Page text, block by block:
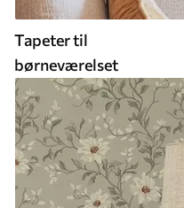
Tapeter til
børneværelset